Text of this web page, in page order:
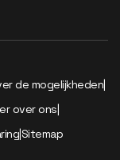
de mogelijkheden|
over ons|
|Sitemap